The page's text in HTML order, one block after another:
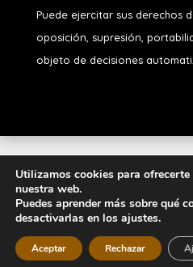
Puede ejercitar sus derechos
oposición, supresión,
objeto de decisiones
Diseñado poriNova Cloud.
reservados.Política
Legal|Política
Utilizamos cookies para
nuestra web.
Puedes aprender más sobre qué
desactivarlas en los ajustes.
Aceptar Rechazar